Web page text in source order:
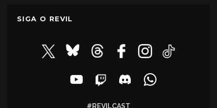
SIGA O REVIL
#REVILCAST